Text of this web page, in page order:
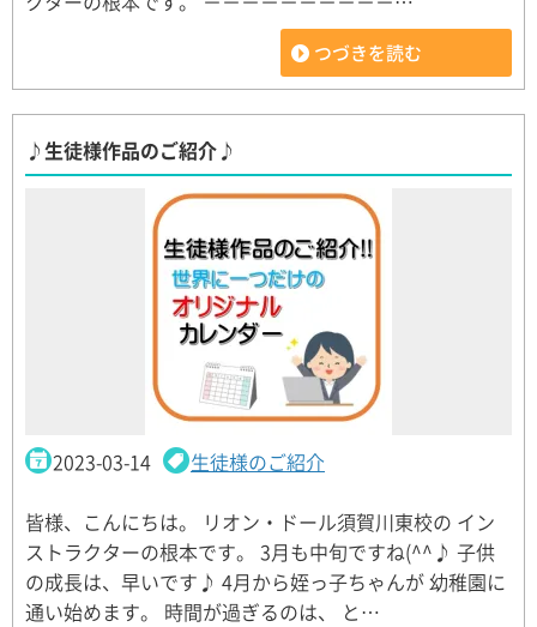
つづきを読む
♪生徒様作品のご紹介♪
2023-03-14 生徒様のご紹介
皆様、こんにちは。 リオン・ドール須賀川東校の イン
ストラクターの根本です。 3月も中旬ですね(^^♪ 子供
の成長は、早いです♪ 4月から姪っ子ちゃんが 幼稚園に
通い始めます。 時間が過ぎるのは、 と…